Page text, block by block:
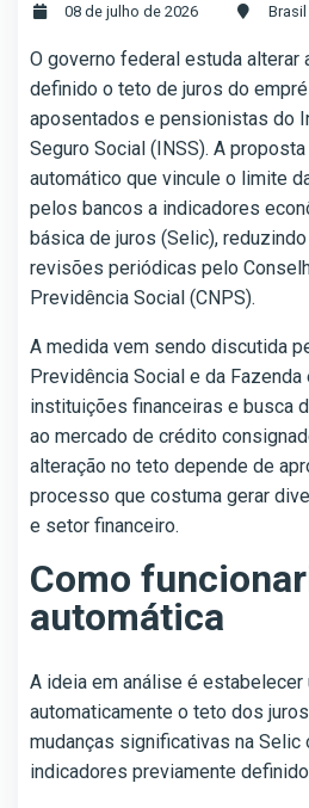
08 de julho de 2026 Brasil
O governo federal estuda alterar
definido o teto de juros do
aposentados e pensionistas do
Seguro Social (INSS). A
automático que vincule o limite
pelos bancos a indicadores
básica de juros (Selic),
revisões periódicas pelo
Previdência Social (CNPS).
A medida vem sendo discutida
Previdência Social e da Fazenda
instituições financeiras e busca
ao mercado de crédito
alteração no teto depende de
processo que costuma gerar
e setor financeiro.
Como
automática
A ideia em análise é estabelecer
automaticamente o teto dos
mudanças significativas na Selic
indicadores previamente